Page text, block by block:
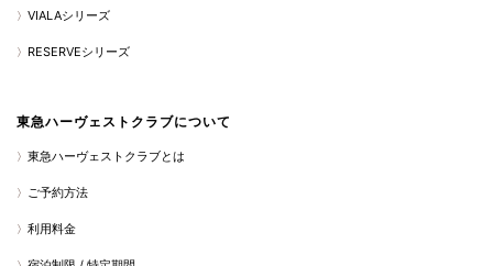
VIALAシリーズ
RESERVEシリーズ
東急ハーヴェストクラブについて
東急ハーヴェストクラブとは
ご予約方法
利用料金